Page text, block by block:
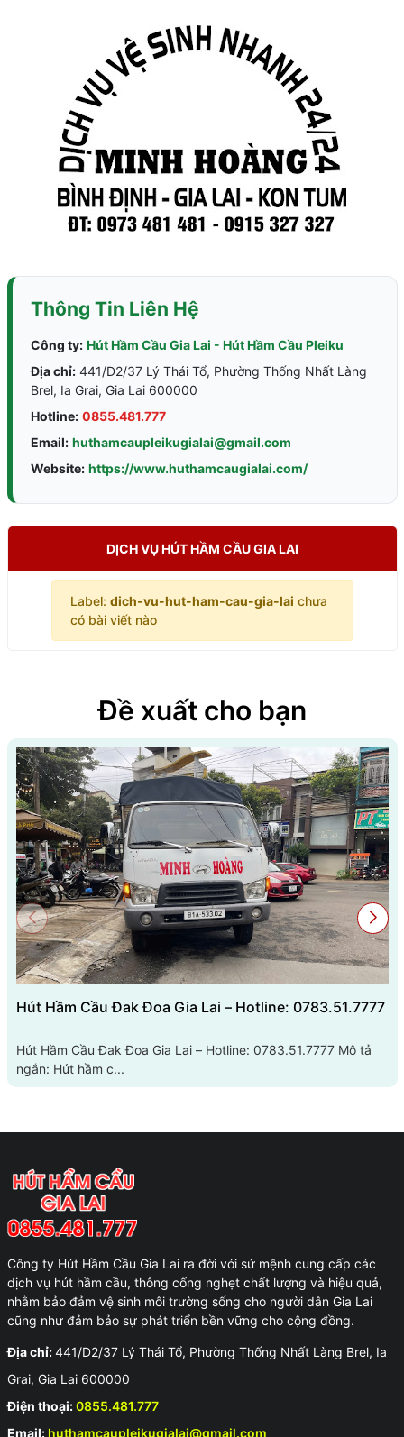
Thông Tin Liên Hệ
Công ty: Hút Hầm Cầu Gia Lai - Hút Hầm Cầu Pleiku
Địa chỉ:441/D2/37 Lý Thái Tổ, Phường Thống Nhất Làng
Brel, Ia Grai, Gia Lai 600000
Hotline: 0855.481.777
Email: huthamcaupleikugialai@gmail.com
Website: https://www.huthamcaugialai.com/
DỊCH VỤ HÚT HẦM CẦU GIA LAI
Label: dich-vu-hut-ham-cau-gia-lai chưa
có bài viết nào
Đề xuất cho bạn
Hút Hầm Cầu Đak Đoa Gia Lai – Hotline: 0783.51.7777
Hút Hầm Cầu Đak Đoa Gia Lai – Hotline: 0783.51.7777 Mô tả
ngắn: Hút hầm c...
Công ty Hút Hầm Cầu Gia Lai ra đời với sứ mệnh cung cấp các
dịch vụ hút hầm cầu, thông cống nghẹt chất lượng và hiệu quả,
nhằm bảo đảm vệ sinh môi trường sống cho người dân Gia Lai
cũng như đảm bảo sự phát triển bền vững cho cộng đồng.
Địa chỉ:441/D2/37 Lý Thái Tổ, Phường Thống Nhất Làng Brel, Ia
Grai, Gia Lai 600000
Điện thoại:0855.481.777
Email: huthamcaupleikugialai@gmail.com